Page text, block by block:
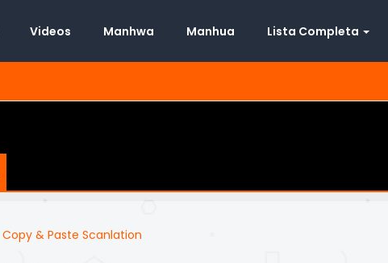
Videos Manhwa Manhua Lista Completa
Copy & Paste Scanlation